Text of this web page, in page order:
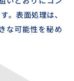
。表面処理は、
な可能性を秘め